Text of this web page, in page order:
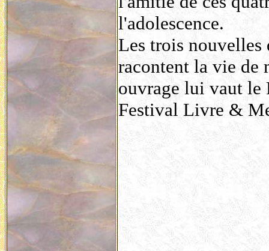
l'adolescence.
Les trois
racontent la vie de
ouvrage lui vaut
Festival Livre &